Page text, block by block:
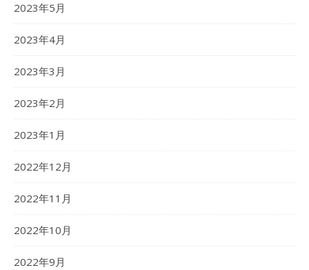
2023年5月
2023年4月
2023年3月
2023年2月
2023年1月
2022年12月
2022年11月
2022年10月
2022年9月